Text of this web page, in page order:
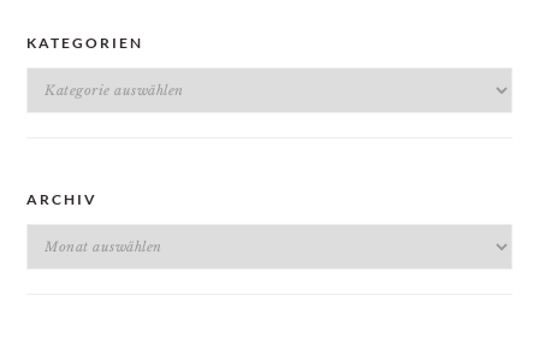
KATEGORIEN
Kategorien
ARCHIV
Archiv